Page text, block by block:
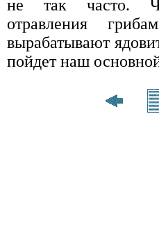
не так часто.
отравления
вырабатывают
пойдет наш